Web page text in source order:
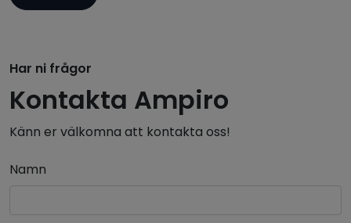
Har ni frågor
Kontakta Ampiro
Känn er välkomna att kontakta oss!
Namn